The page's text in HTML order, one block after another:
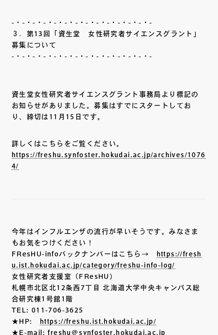
-・-・-・-・-・-・-・-・-・-・-・-・-・-
３．第13回「資生堂 女性研究者サイエンスグラント」
募集について
-・-・-・-・-・-・-・-・-・-・-・-・-・-
資生堂女性研究者サイエンスグラント事務局より標記の
お知らせがありました。募集はすでにスタートしてお
り、締切は11月15日です。
詳しくはこちらをご覧ください。
https://freshu.synfoster.hokudai.ac.jp/archives/1076
4/
今年はインフルエンザの流行が早いそうです。みなさま
もお気をつけください！
FResHU-infoバックナンバーはこちら→
https://fresh
u.ist.hokudai.ac.jp/category/freshu-info-log/
女性研究者支援室（FResHU）
札幌市北区北12条西7丁目 北海道大学中央キャンパス総
合研究棟1号館1階
TEL: 011-706-3625
★HP:
https://freshu.ist.hokudai.ac.jp/
★E-mail: freshu@synfoster.hokudai.ac.jp